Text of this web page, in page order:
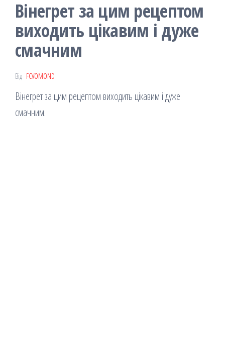
Вінегрет за цим рецептом
виходить цікавим і дуже
смачним
Від FCVOMOND
Вінегрет за цим рецептом виходить цікавим і дуже
смачним.